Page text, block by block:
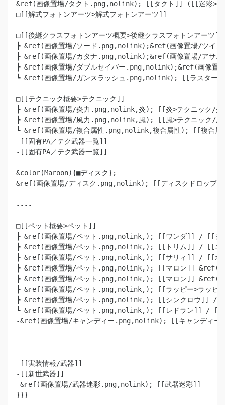
&ref(画像置場/タクト.png,nolink); [[タクト]] ([[迷彩>武
□[[解式フォトンアーツ>解式フォトンアーツ]]
□[[後継クラスフォトンアーツ概要>後継クラスフォトンアーツ]]
┣ &ref(画像置場/ソード.png,nolink);&ref(画像置場/ツイ
┣ &ref(画像置場/カタナ.png,nolink);&ref(画像置場/アサ
┣ &ref(画像置場/ダブルセイバー.png,nolink);&ref(画像置
┗ &ref(画像置場/ガンスラッシュ.png,nolink); [[ラスター
□[[テクニック概要>テクニック]]
┣ &ref(画像置場/炎力.png,nolink,炎); [[炎>テクニック/
┣ &ref(画像置場/風力.png,nolink,風); [[風>テクニック/
-[[固有PA／テク武器一覧]]
-[[固有PA／テク武器一覧]]
&color(Maroon){■ディスク};
&ref(画像置場/ディスク.png,nolink); [[ディスクドロップ
----
□[[ペット概要>ペット]]
┣ &ref(画像置場/ペット.png,nolink,); [[ワンダ]] / [[ジ
┣ &ref(画像置場/ペット.png,nolink,); [[トリム]] / [[エ
┣ &ref(画像置場/ペット.png,nolink,); [[マロン]]
┣ &ref(画像置場/ペット.png,nolink,); [[マロン]] &ref(
┣ &ref(画像置場/ペット.png,nolink,); [[ラッピー>ラッ
┣ &ref(画像置場/ペット.png,nolink,); [[シンクロウ]] /
┗ &ref(画像置場/ペット.png,nolink,); [[レドラン]] / [[
-&ref(画像置場/キャンディー.png,nolink); [[キャンディ
----
-[[実装情報/武器]]
-[[新世武器]]
-&ref(画像置場/武器迷彩.png,nolink); [[武器迷彩]]
}}}